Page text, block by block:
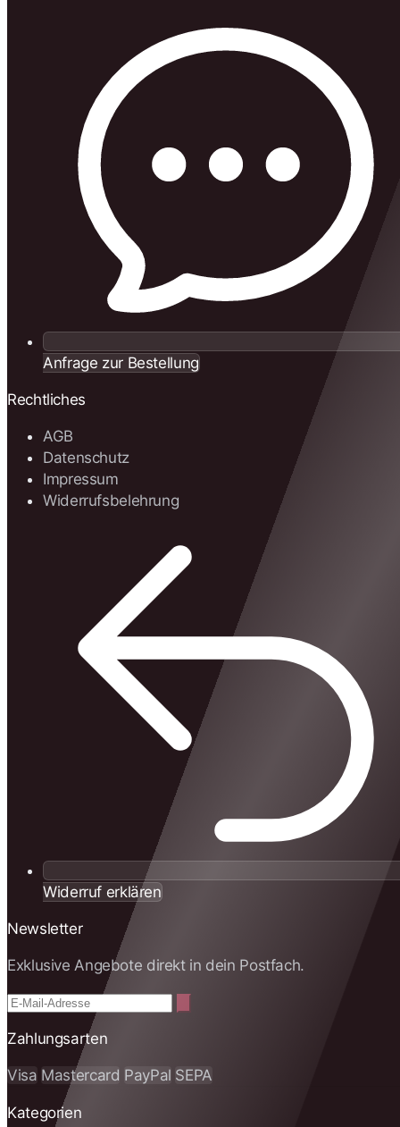
Anfrage zur Bestellung
Rechtliches
AGB
Datenschutz
Impressum
Widerrufsbelehrung
Widerruf erklären
Newsletter
Exklusive Angebote direkt in dein Postfach.
Zahlungsarten
Visa Mastercard PayPal SEPA
Kategorien